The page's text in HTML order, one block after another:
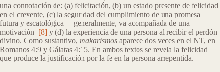
una connotación de: (a) felicitación, (b) un estado presente de felicidad
en el creyente, (c) la seguridad del cumplimiento de una promesa
futura y escatológica —generalmente, va acompañada de una
motivación–[8] y (d) la experiencia de una persona al recibir el perdón
divino. Como sustantivo, makarismos aparece dos veces en el NT, en
Romanos 4:9 y Gálatas 4:15. En ambos textos se revela la felicidad
que produce la justificación por la fe en la persona arrepentida.